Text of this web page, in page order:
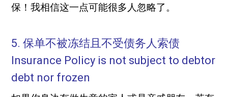
保！我相信这一点可能很多人忽略了。
5. 保单不被冻结且不受债务人索债
Insurance Policy is not subject to debtor
debt nor frozen